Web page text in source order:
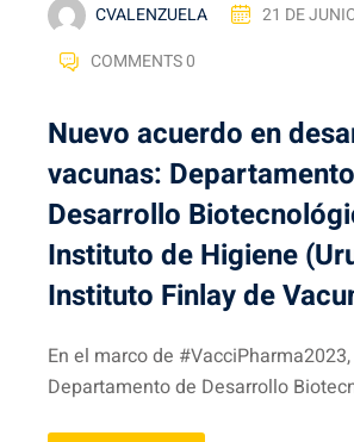
CVALENZUELA
21 DE
COMMENTS 0
Nuevo acuerdo en
vacunas:
Desarrollo
Instituto de Higiene
Instituto Finlay de
En el marco de
Departamento de Desarrollo